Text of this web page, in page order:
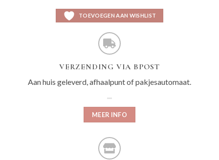
TOEVOEGEN AAN WISHLIST
VERZENDING VIA BPOST
Aan huis geleverd, afhaalpunt of pakjesautomaat.
MEER INFO